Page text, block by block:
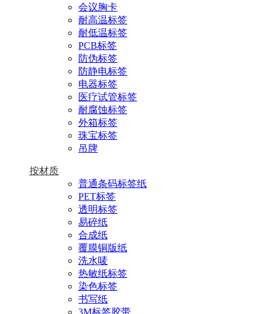
会议胸卡
耐高温标签
耐低温标签
PCB标签
防伪标签
防静电标签
电器标签
医疗试管标签
耐腐蚀标签
外箱标签
珠宝标签
吊牌
按材质
普通条码标签纸
PET标签
透明标签
易碎纸
合成纸
覆膜铜版纸
洗水唛
热敏纸标签
染色标签
书写纸
3M标签胶带